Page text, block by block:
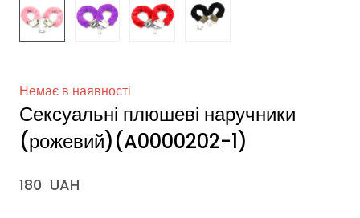
Немає в наявності
Сексуальні плюшеві наручники
(рожевий)(A0000202-1)
180  UAH